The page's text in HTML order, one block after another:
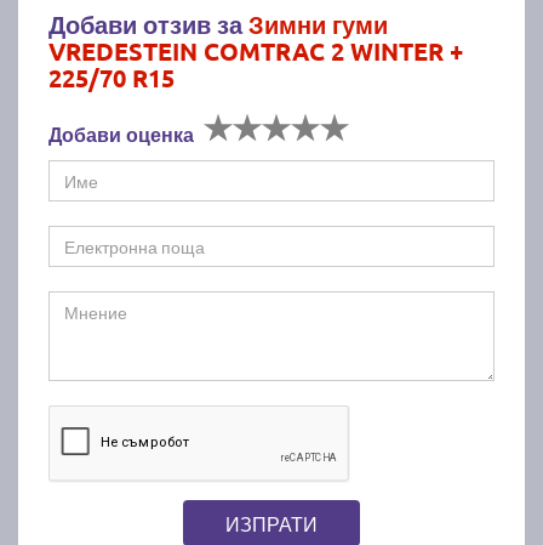
Добави отзив заЗимни гуми
VREDESTEIN COMTRAC 2 WINTER +
225/70 R15
Добави оценка
ИЗПРАТИ